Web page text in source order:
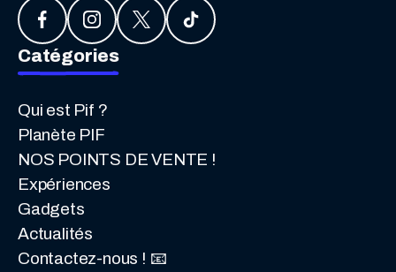
Catégories
Qui est Pif ?
Planète PIF
NOS POINTS DE VENTE !
Expériences
Gadgets
Actualités
Contactez-nous ! 📧